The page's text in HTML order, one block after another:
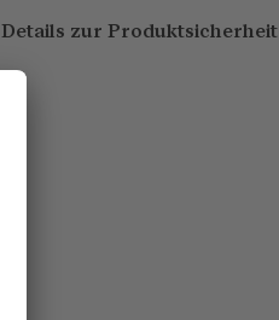
Details zur Produktsicherheit